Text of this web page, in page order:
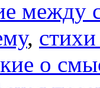
между
,
о